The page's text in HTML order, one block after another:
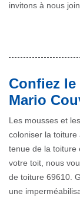
invitons à nous
Confiez
Mario
Les mousses et
coloniser la
tenue de la toiture
votre toit, nous
de toiture 69610.
une